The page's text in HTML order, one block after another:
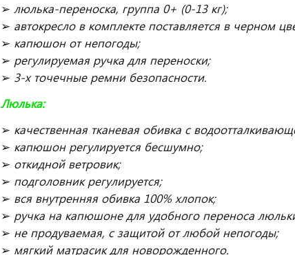
➢ люлька-переноска, группа 0+ (0-13 кг);
➢ автокресло в комплекте поставляется в черном
➢ капюшон от непогоды;
➢ регулируемая ручка для переноски;
➢ 3-х точечные ремни безопасности.
Люлька:
➢ качественная тканевая обивка с
➢ капюшон регулируется бесшумно;
➢ откидной ветровик;
➢ подголовник регулируется;
➢ вся внутренняя обивка 100% хлопок;
➢ ручка на капюшоне для удобного переноса
➢ не продуваемая, с защитой от любой непогоды;
➢ мягкий матрасик для новорожденного.